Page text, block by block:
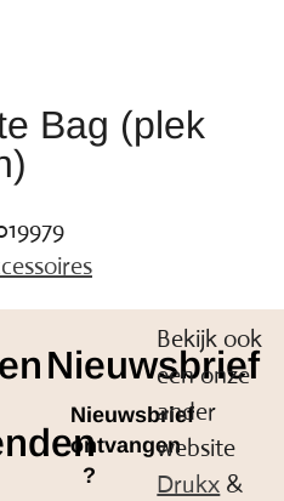
Bag (plek
Nieuwsbrief
Nieuwsbrief
ontvangen
?
Bekijk ook
een onze
ander
website
Drukx &